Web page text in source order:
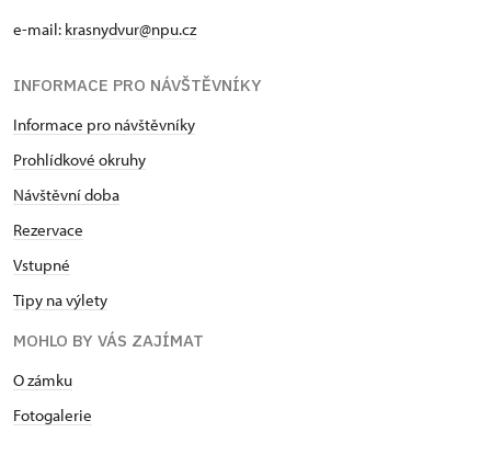
e-mail: krasnydvur@npu.cz
INFORMACE PRO NÁVŠTĚVNÍKY
Informace pro návštěvníky
Prohlídkové okruhy
Návštěvní doba
Rezervace
Vstupné
Tipy na výlety
MOHLO BY VÁS ZAJÍMAT
O zámku
Fotogalerie